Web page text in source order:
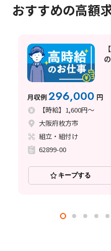
おすすめの高額
月収例296,000 円
【時給】1,600円～
大阪府枚方市
組立・組付け
62899-00
キープする